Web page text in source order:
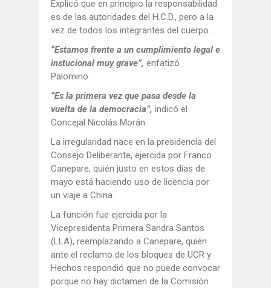
Explicó que en principio la responsabilidad
es de las autoridades del H.C.D., pero a la
vez de todos los integrantes del cuerpo.
“Estamos frente a un cumplimiento legal e
instucional muy grave”, enfatizó
Palomino.
“Es la primera vez que pasa desde la
vuelta de la democracia”, indicó el
Concejal Nicolás Morán
La irregularidad nace en la presidencia del
Consejo Deliberante, ejercida por Franco
Canepare, quién justo en estos días de
mayo está haciendo uso de licencia por
un viaje a China.
La función fue ejercida por la
Vicepresidenta Primera Sandra Santos
(LLA), reemplazando a Canepare, quién
ante el reclamo de los bloques de UCR y
Hechos respondió que no puede convocar
porque no hay dictamen de la Comisión